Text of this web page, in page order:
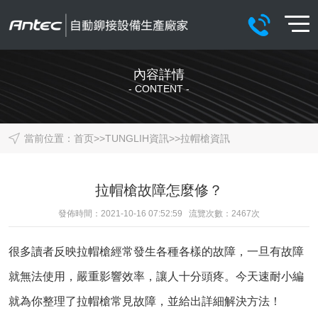
內容詳情
- CONTENT -
當前位置： 首页>>TUNGLIH資訊>>拉帽槍資訊
拉帽槍故障怎麼修？
發佈時間：2021-10-16 07:52:59 流覽次數： 2467次
很多讀者反映拉帽槍經常發生各種各樣的故障，一旦有故障
就無法使用，嚴重影響效率，讓人十分頭疼。今天速耐小編
就為你整理了拉帽槍常見故障，並給出詳細解決方法！